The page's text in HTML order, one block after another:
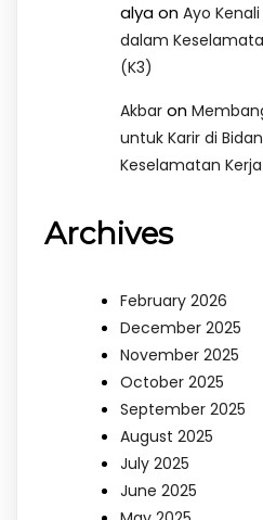
alyaon Ayo
dalam
(K3)
Akbar on
untuk Karir di
Keselamatan
Archives
February 2026
December 2025
November 2025
October 2025
September 2025
August 2025
July 2025
June 2025